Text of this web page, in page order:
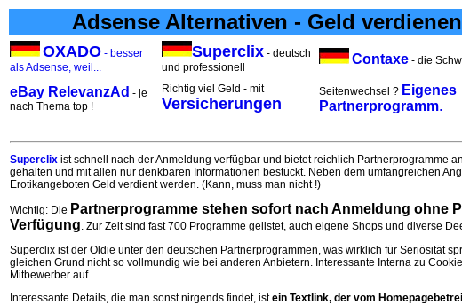
Adsense Alternativen - Geld
OXADO - besser
als Adsense, weil...
Superclix - deutsch
und professionell
Contaxe - die
eBay RelevanzAd - je
nach Thema top !
Richtig viel Geld - mit
Versicherungen
Seitenwechsel ? Eigenes
Partnerprogramm.
Superclix ist schnell nach der Anmeldung verfügbar und bietet reichlich Partnerprogramme
gehalten und mit allen nur denkbaren Informationen bestückt. Neben dem umfangreichen
Erotikangeboten Geld verdient werden. (Kann, muss man nicht !)
Wichtig: Die Partnerprogramme stehen sofort nach Anmeldung ohne
Verfügung. Zur Zeit sind fast 700 Programme gelistet, auch eigene Shops und diverse
Superclix ist der Oldie unter den deutschen Partnerprogrammen, was wirklich für Seriösität
gleichen Grund nicht so vollmundig wie bei anderen Anbietern. Interessante Interna zu
Mitbewerber auf.
Interessante Details, die man sonst nirgends findet, istein Textlink, der vom